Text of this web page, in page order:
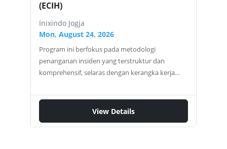
(ECIH)
Inixindo Jogja
Mon, August 24, 2026
Program ini berfokus pada metodologi
penanganan insiden yang terstruktur dan
komprehensif, selaras dengan kerangka kerja
Peserta akan dibimbing melalui seluruh siklus
hidup penanganan insiden, mulai dari persiapan,
deteksi, dan analisis, hingga pengendalian,
View Details